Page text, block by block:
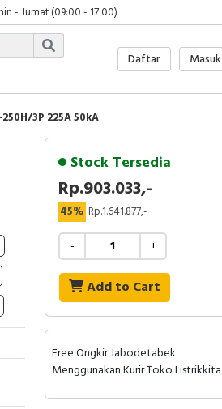
- Jumat (09:00 - 17:00)
Daftar Masuk
3P 225A 50kA
Stock Tersedia
Rp.903.033,-
45% Rp.1.641.877,-
- +
Add to Cart
Free Ongkir Jabodetabek
Menggunakan Kurir Toko Listrikkita